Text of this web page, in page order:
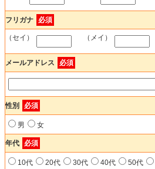
フリガナ 必須
（セイ） （メイ）
メールアドレス 必須
性別 必須
男 女
年代 必須
10代 20代 30代 40代 50代